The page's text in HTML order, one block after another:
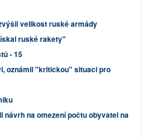
velikost ruské armády
ruské rakety"
- 15
oznámil "kritickou" situaci pro
na omezení počtu obyvatel na